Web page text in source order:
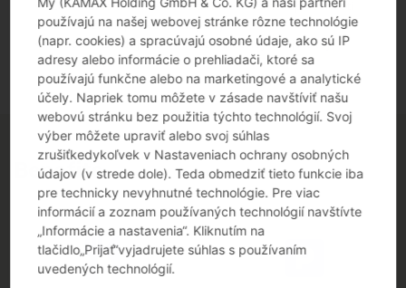
Zaškolenie a ďalšie vzdelávanie v rámci spoločnosti
Bonus za zlepšovacie nápady
Práca v Bardejove v medzinárodnej strojárskej
spoločnosti
Benefits
používajú na našej webovej stránke rôzne technológie
(napr. cookies) a spracúvajú osobné údaje, ako sú IP
adresy alebo informácie o prehliadači, ktoré sa
používajú funkčne alebo na marketingové a analytické
účely. Napriek tomu môžete v zásade navštíviť našu
webovú stránku bez použitia týchto technológií. Svoj
výber môžete upraviť alebo svoj súhlas
zrušiťkedykoľvek v Nastaveniach ochrany osobných
údajov (v strede dole). Teda obmedziť tieto funkcie iba
pre technicky nevyhnutné technológie. Pre viac
informácií a zoznam používaných technológií navštívte
„Informácie a nastavenia“. Kliknutím na
tlačidlo„Prijať“vyjadrujete súhlas s používaním
uvedených technológií.